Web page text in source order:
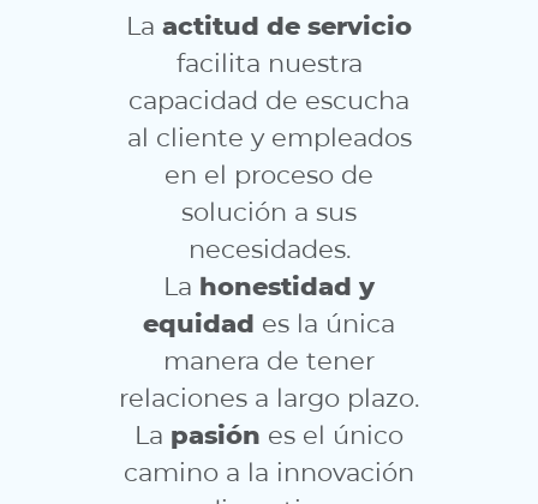
La actitud de servicio
facilita nuestra
capacidad de escucha
al cliente y empleados
en el proceso de
solución a sus
necesidades.
La honestidad y
equidad es la única
manera de tener
relaciones a largo plazo.
La pasión es el único
camino a la innovación